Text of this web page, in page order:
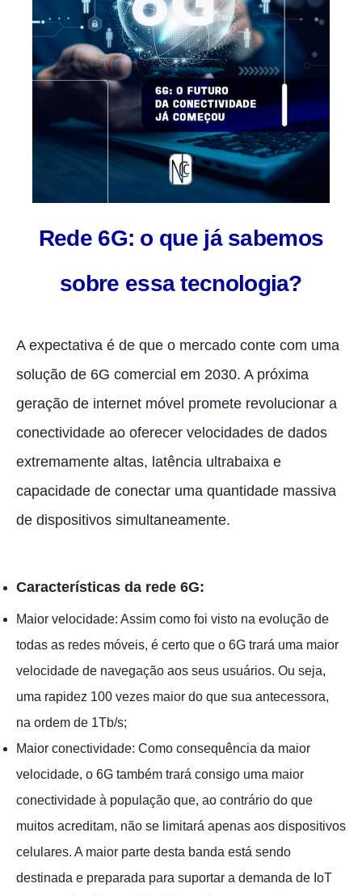
Rede 6G: o que já sabemos
sobre essa tecnologia?
A expectativa é de que o mercado conte com uma
solução de 6G comercial em 2030. A próxima
geração de internet móvel promete revolucionar a
conectividade ao oferecer velocidades de dados
extremamente altas, latência ultrabaixa e
capacidade de conectar uma quantidade massiva
de dispositivos simultaneamente.
Características da rede 6G:
Maior velocidade: Assim como foi visto na evolução de
todas as redes móveis, é certo que o 6G trará uma maior
velocidade de navegação aos seus usuários. Ou seja,
uma rapidez 100 vezes maior do que sua antecessora,
na ordem de 1Tb/s;
Maior conectividade: Como consequência da maior
velocidade, o 6G também trará consigo uma maior
conectividade à população que, ao contrário do que
muitos acreditam, não se limitará apenas aos dispositivos
celulares. A maior parte desta banda está sendo
destinada e preparada para suportar a demanda de IoT